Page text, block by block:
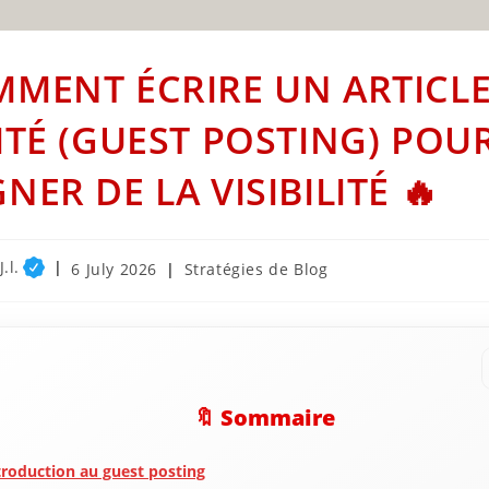
ÉCRIRE UN ARTICLE
(GUEST POSTING)
DE LA VISIBILITÉ 🔥
Post
6 July 2026
Post
Stratégies de Blog
🔖 Sommaire
au guest posting